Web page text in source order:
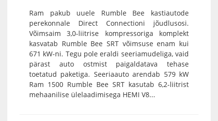
Ram pakub uuele Rumble Bee kastiautode
perekonnale Direct Connectioni jõudlusosi.
Võimsaim 3,0-liitrise kompressoriga komplekt
kasvatab Rumble Bee SRT võimsuse enam kui
671 kW-ni. Tegu pole eraldi seeriamudeliga, vaid
pärast auto ostmist paigaldatava tehase
toetatud paketiga. Seeriaauto arendab 579 kW
Ram 1500 Rumble Bee SRT kasutab 6,2-liitrist
mehaanilise ülelaadimisega HEMI V8...